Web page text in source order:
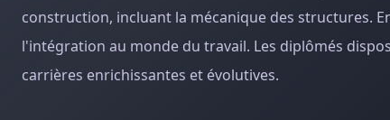
construction, incluant la mécanique des structures.
l'intégration au monde du travail. Les diplômés
carrières enrichissantes et évolutives.